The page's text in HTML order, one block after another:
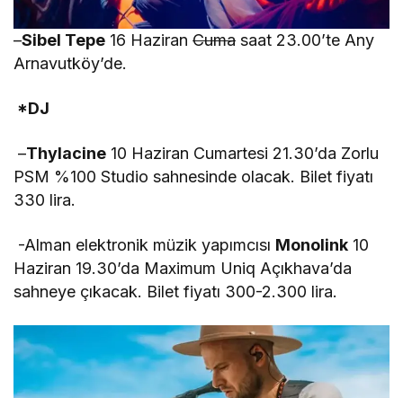
–Sibel Tepe 16 HaziranCuma saat 23.00’te Any
Arnavutköy’de.
*DJ
–Thylacine 10 Haziran Cumartesi 21.30’da Zorlu
PSM %100 Studio sahnesinde olacak. Bilet fiyatı
330 lira.
-Alman elektronik müzik yapımcısı Monolink 10
Haziran 19.30’da Maximum Uniq Açıkhava’da
sahneye çıkacak. Bilet fiyatı 300-2.300 lira.